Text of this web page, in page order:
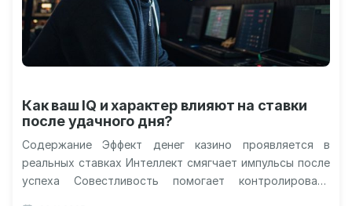
Как ваш IQ и характер влияют на ставки
после удачного дня?
Содержание Эффект денег казино проявляется в
реальных ставках Интеллект смягчает импульсы после
успеха Совестливость помогает контролировать